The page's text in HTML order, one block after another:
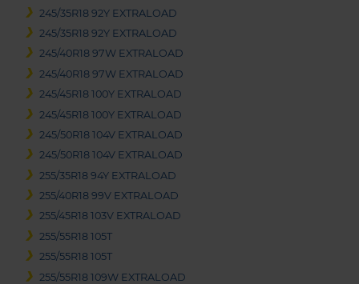
245/35R18 92Y EXTRALOAD
245/35R18 92Y EXTRALOAD
245/40R18 97W EXTRALOAD
245/40R18 97W EXTRALOAD
245/45R18 100Y EXTRALOAD
245/45R18 100Y EXTRALOAD
245/50R18 104V EXTRALOAD
245/50R18 104V EXTRALOAD
255/35R18 94Y EXTRALOAD
255/40R18 99V EXTRALOAD
255/45R18 103V EXTRALOAD
255/55R18 105T
255/55R18 105T
255/55R18 109W EXTRALOAD